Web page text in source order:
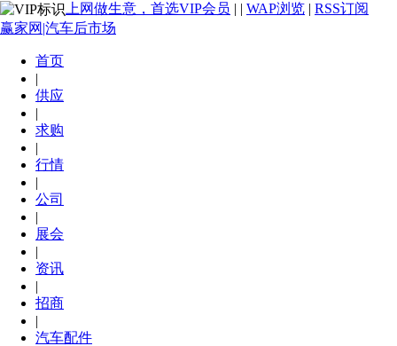
上网做生意，首选VIP会员 | | WAP浏览 | RSS订阅
赢家网|汽车后市场
首页
|
供应
|
求购
|
行情
|
公司
|
展会
|
资讯
|
招商
|
汽车配件